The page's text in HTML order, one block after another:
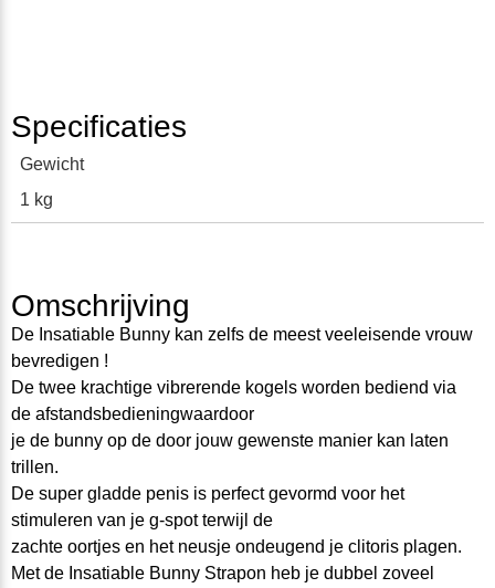
Specificaties
Gewicht
1 kg
Omschrijving
De Insatiable Bunny kan zelfs de meest veeleisende vrouw
bevredigen !
De twee krachtige vibrerende kogels worden bediend via
de afstandsbedieningwaardoor
je de bunny op de door jouw gewenste manier kan laten
trillen.
De super gladde penis is perfect gevormd voor het
stimuleren van je g-spot terwijl de
zachte oortjes en het neusje ondeugend je clitoris plagen.
Met de Insatiable Bunny Strapon heb je dubbel zoveel